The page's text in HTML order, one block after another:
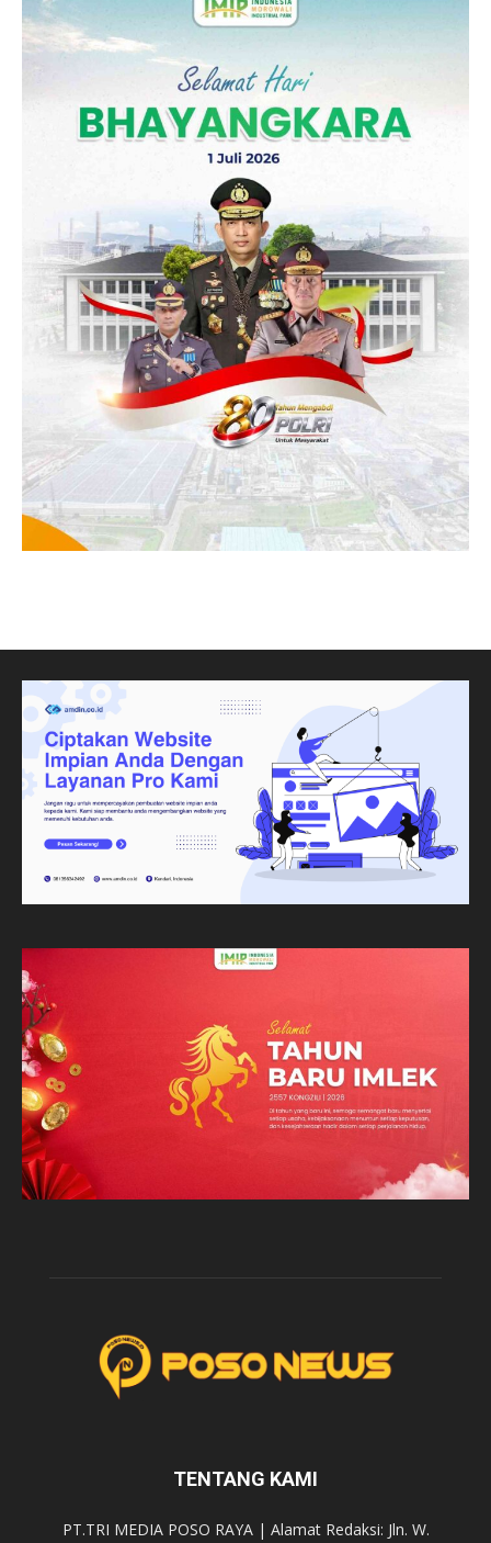
TENTANG KAMI
PT.TRI MEDIA POSO RAYA | Alamat Redaksi: Jln. W.